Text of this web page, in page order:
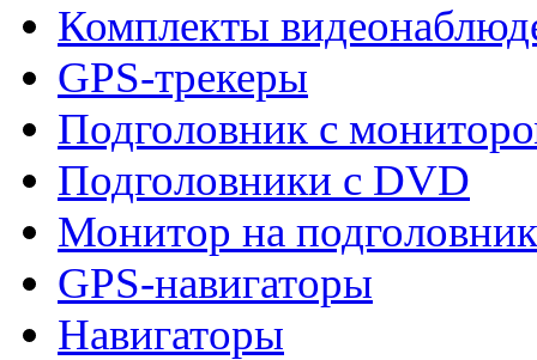
Комплекты
GPS-трекеры
Подголовник с
Подголовники с DVD
Монитор на подголовник
GPS-навигаторы
Навигаторы